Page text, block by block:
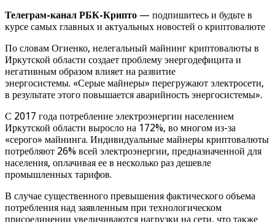
Телеграм-канал РБК-Крипто — подпишитесь и будьте в
курсе самых главных и актуальных новостей о криптовалюте
По словам Огиенко, нелегальный майнинг криптовалюты в
Иркутской области создает проблему энергодефицита и
негативным образом влияет на развитие
энергосистемы. «Серые майнеры» перегружают электросети,
в результате этого повышается аварийность энергосистемы».
С 2017 года потребление электроэнергии населением
Иркутской области выросло на 172%, во многом из-за
«серого» майнинга. Индивидуальные майнеры криптовалюты
потребляют 26% всей электроэнергии, предназначенной для
населения, оплачивая ее в несколько раз дешевле
промышленных тарифов.
В случае существенного превышения фактического объема
потребления над заявленным при технологическом
присоединении увеличиваются нагрузки на сети, что также